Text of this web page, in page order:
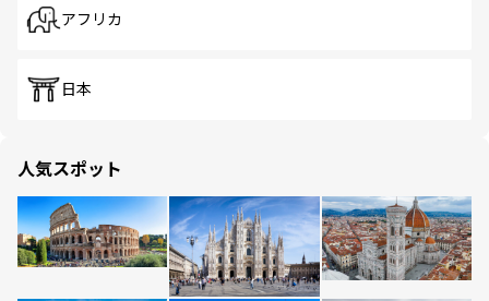
アフリカ
日本
人気スポット